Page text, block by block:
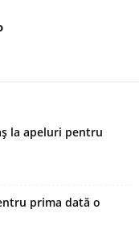
la apeluri pentru
prima dată o